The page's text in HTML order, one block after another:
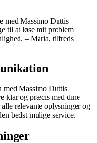
med Massimo Duttis
til at løse mit problem
– Maria, tilfreds
med Massimo Duttis
klar og præcis med dine
relevante oplysninger og
bedst mulige service.